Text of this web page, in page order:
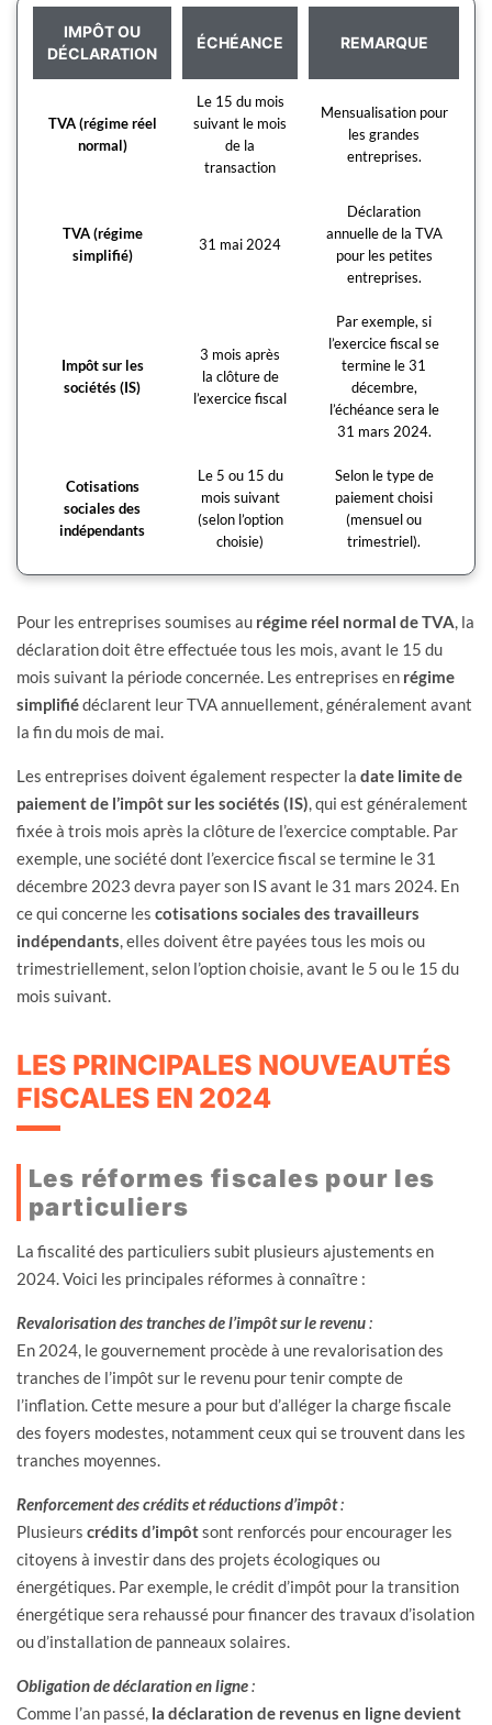
IMPÔT OU
DÉCLARATION
ÉCHÉANCE REMARQUE
TVA (régime réel
normal)
Le 15 du mois
suivant le mois
de la
transaction
Mensualisation pour
les grandes
entreprises.
TVA (régime
simplifié)
31 mai 2024
Déclaration
annuelle de la TVA
pour les petites
entreprises.
Impôt sur les
sociétés (IS)
3 mois après
la clôture de
l’exercice fiscal
Par exemple, si
l’exercice fiscal se
termine le 31
décembre,
l’échéance sera le
31 mars 2024.
Cotisations
sociales des
indépendants
Le 5 ou 15 du
mois suivant
(selon l’option
choisie)
Selon le type de
paiement choisi
(mensuel ou
trimestriel).
Pour les entreprises soumises au régime réel normal de TVA, la
déclaration doit être effectuée tous les mois, avant le 15 du
mois suivant la période concernée. Les entreprises en régime
simplifiédéclarent leur TVA annuellement, généralement avant
la fin du mois de mai.
Les entreprises doivent également respecter la date limite de
paiement de l’impôt sur les sociétés (IS), qui est généralement
fixée à trois mois après la clôture de l’exercice comptable. Par
exemple, une société dont l’exercice fiscal se termine le 31
décembre 2023 devra payer son IS avant le 31 mars 2024. En
ce qui concerne les cotisations sociales des travailleurs
indépendants, elles doivent être payées tous les mois ou
trimestriellement, selon l’option choisie, avant le 5 ou le 15 du
mois suivant.
LES PRINCIPALES NOUVEAUTÉS
FISCALES EN 2024
Les réformes fiscales pour les
particuliers
La fiscalité des particuliers subit plusieurs ajustements en
2024. Voici les principales réformes à connaître :
Revalorisation des tranches de l’impôt sur le revenu:
En 2024, le gouvernement procède à une revalorisation des
tranches de l’impôt sur le revenu pour tenir compte de
l’inflation. Cette mesure a pour but d’alléger la charge fiscale
des foyers modestes, notamment ceux qui se trouvent dans les
tranches moyennes.
Renforcement des crédits et réductions d’impôt:
Plusieurs crédits d’impôtsont renforcés pour encourager les
citoyens à investir dans des projets écologiques ou
énergétiques. Par exemple, le crédit d’impôt pour la transition
énergétique sera rehaussé pour financer des travaux d’isolation
ou d’installation de panneaux solaires.
Obligation de déclaration en ligne:
Comme l’an passé, la déclaration de revenus en ligne devient